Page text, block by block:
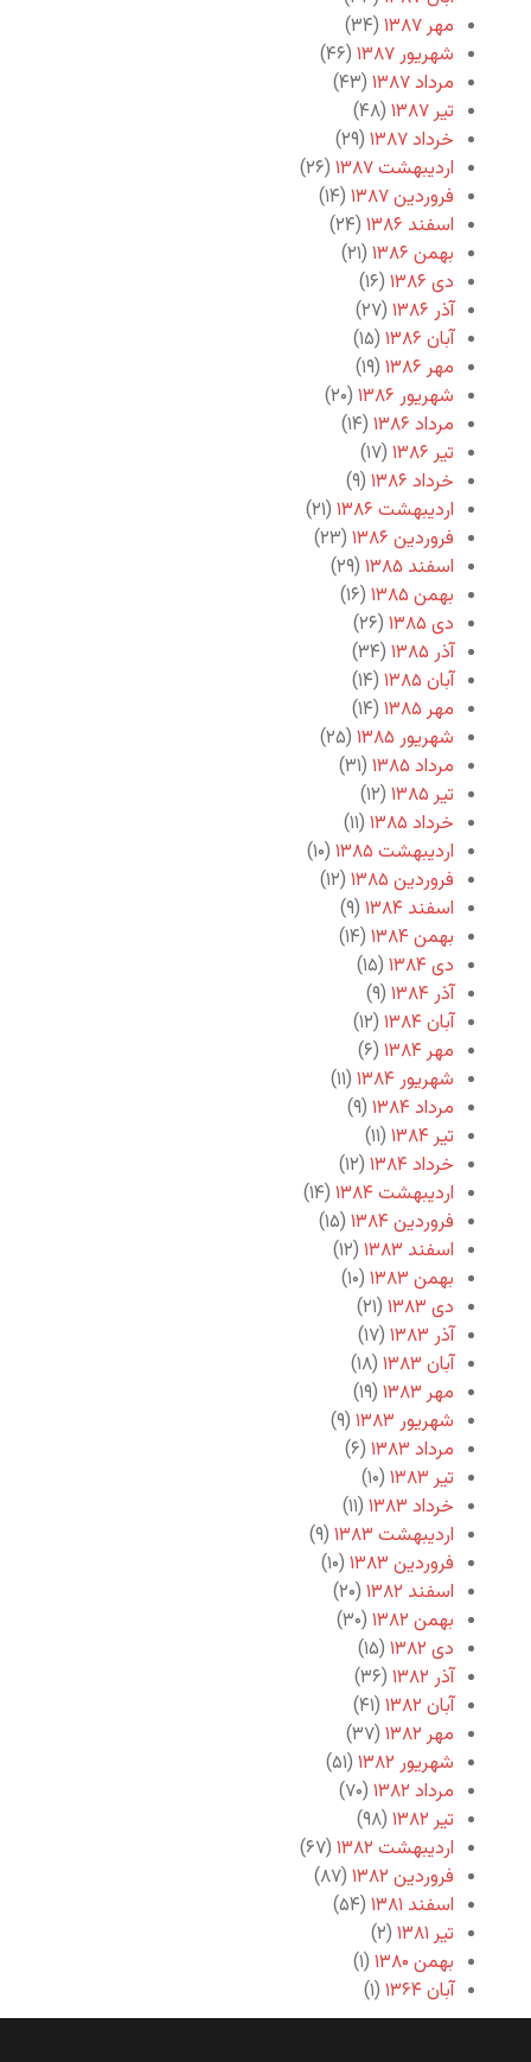
مهر ۱۳۸۷
(۳۴)
شهریور ۱۳۸۷
(۴۶)
مرداد ۱۳۸۷
(۴۳)
تیر ۱۳۸۷
(۴۸)
خرداد ۱۳۸۷
(۲۹)
اردیبهشت ۱۳۸۷
(۲۶)
فروردین ۱۳۸۷
(۱۴)
اسفند ۱۳۸۶
(۲۴)
بهمن ۱۳۸۶
(۲۱)
دی ۱۳۸۶
(۱۶)
آذر ۱۳۸۶
(۲۷)
آبان ۱۳۸۶
(۱۵)
مهر ۱۳۸۶
(۱۹)
شهریور ۱۳۸۶
(۲۰)
مرداد ۱۳۸۶
(۱۴)
تیر ۱۳۸۶
(۱۷)
خرداد ۱۳۸۶
(۹)
اردیبهشت ۱۳۸۶
(۲۱)
فروردین ۱۳۸۶
(۲۳)
اسفند ۱۳۸۵
(۲۹)
بهمن ۱۳۸۵
(۱۶)
دی ۱۳۸۵
(۲۶)
آذر ۱۳۸۵
(۳۴)
آبان ۱۳۸۵
(۱۴)
مهر ۱۳۸۵
(۱۴)
شهریور ۱۳۸۵
(۲۵)
مرداد ۱۳۸۵
(۳۱)
تیر ۱۳۸۵
(۱۲)
خرداد ۱۳۸۵
(۱۱)
اردیبهشت ۱۳۸۵
(۱۰)
فروردین ۱۳۸۵
(۱۲)
اسفند ۱۳۸۴
(۹)
بهمن ۱۳۸۴
(۱۴)
دی ۱۳۸۴
(۱۵)
آذر ۱۳۸۴
(۹)
آبان ۱۳۸۴
(۱۲)
مهر ۱۳۸۴
(۶)
شهریور ۱۳۸۴
(۱۱)
مرداد ۱۳۸۴
(۹)
تیر ۱۳۸۴
(۱۱)
خرداد ۱۳۸۴
(۱۲)
اردیبهشت ۱۳۸۴
(۱۴)
فروردین ۱۳۸۴
(۱۵)
اسفند ۱۳۸۳
(۱۲)
بهمن ۱۳۸۳
(۱۰)
دی ۱۳۸۳
(۲۱)
آذر ۱۳۸۳
(۱۷)
آبان ۱۳۸۳
(۱۸)
مهر ۱۳۸۳
(۱۹)
شهریور ۱۳۸۳
(۹)
مرداد ۱۳۸۳
(۶)
تیر ۱۳۸۳
(۱۰)
خرداد ۱۳۸۳
(۱۱)
اردیبهشت ۱۳۸۳
(۹)
فروردین ۱۳۸۳
(۱۰)
اسفند ۱۳۸۲
(۲۰)
بهمن ۱۳۸۲
(۳۰)
دی ۱۳۸۲
(۱۵)
آذر ۱۳۸۲
(۳۶)
آبان ۱۳۸۲
(۴۱)
مهر ۱۳۸۲
(۳۷)
شهریور ۱۳۸۲
(۵۱)
مرداد ۱۳۸۲
(۷۰)
تیر ۱۳۸۲
(۹۸)
اردیبهشت ۱۳۸۲
(۶۷)
فروردین ۱۳۸۲
(۸۷)
اسفند ۱۳۸۱
(۵۴)
تیر ۱۳۸۱
(۲)
بهمن ۱۳۸۰
(۱)
آبان ۱۳۶۴
(۱)